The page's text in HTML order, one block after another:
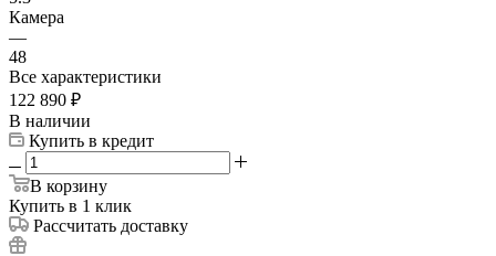
Камера
—
48
Все характеристики
122 890 ₽
В наличии
Купить в кредит
В корзину
Купить в 1 клик
Рассчитать доставку